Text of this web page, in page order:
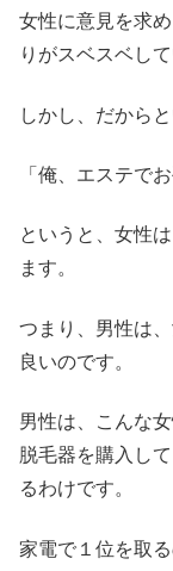
女性に意見を求
りがスベスベし
しかし、だから
「俺、エステで
というと、女性
ます。
つまり、男性は
良いのです。
男性は、こんな
脱毛器を購入し
るわけです。
家電で１位を取